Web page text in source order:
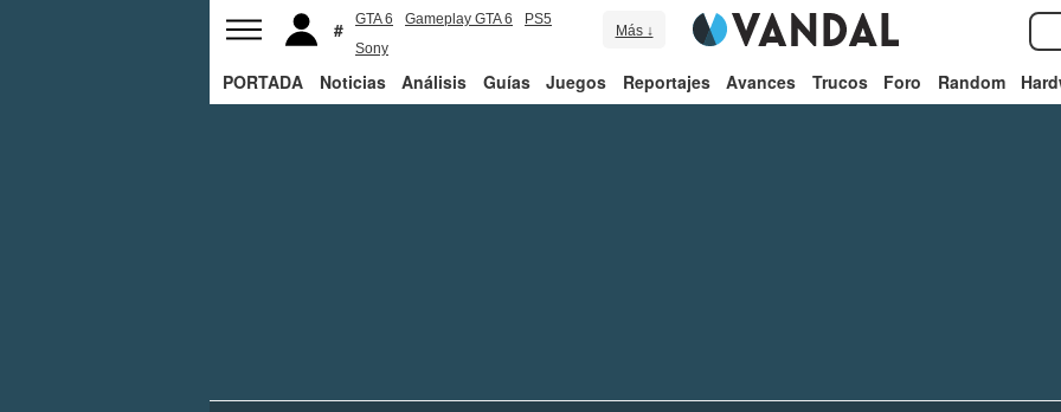
GTA 6 Gameplay GTA 6
PS5
Sony
Más ↓
PORTADA Noticias Análisis Guías Juegos Reportajes Avances Trucos Foro Random